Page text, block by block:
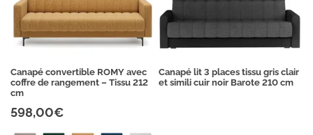
Canapé convertible ROMY avec
coffre de rangement – Tissu 212
cm
598,00€
Canapé lit 3 places tissu gris clair
et simili cuir noir Barote 210 cm